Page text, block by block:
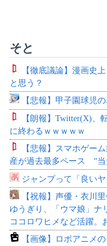
そと
【徹底議論】漫画史
と思う？
【悲報】甲子園球児
【朗報】Twitter(X)、
に終わるｗｗｗｗｗ
【悲報】スマホゲー
産が過去最多ペース “当
ジャンプって「良い
【祝報】声優・衣川
ゆうぎり、「ウマ娘」ナ
ココロワヒメなど活躍。
【画像】ロボアニメ